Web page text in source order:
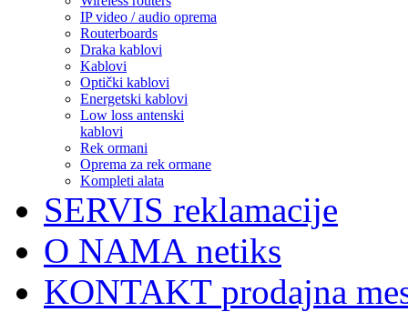
IP video / audio oprema
Routerboards
Draka kablovi
Kablovi
Optički kablovi
Energetski kablovi
Low loss antenski
kablovi
Rek ormani
Oprema za rek ormane
Kompleti alata
SERVIS reklamacije
O NAMA netiks
KONTAKT prodajna